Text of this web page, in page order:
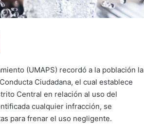
(UMAPS) recordó a la población la
Ciudadana, el cual establece
Central en relación al uso del
cualquier infracción, se
para frenar el uso negligente.